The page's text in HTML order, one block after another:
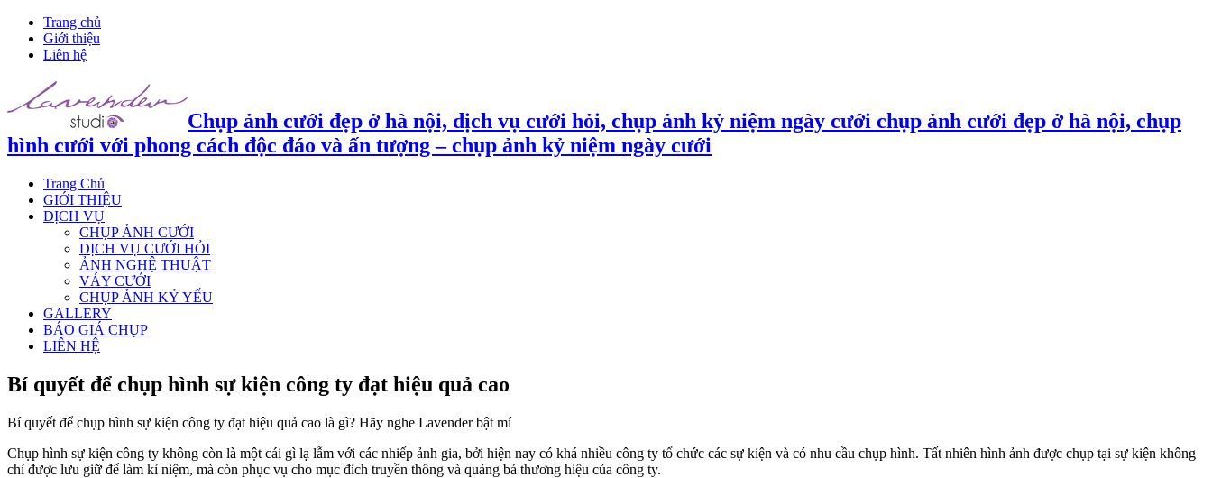
Trang chủ
Giới thiệu
Liên hệ
Chụp ảnh cưới đẹp ở hà nội, dịch vụ cưới hỏi, chụp ảnh kỷ niệm ngày cưới chụp ảnh cưới đẹp ở hà nội, chụp
hình cưới với phong cách độc đáo và ấn tượng – chụp ảnh kỷ niệm ngày cưới
Trang Chủ
GIỚI THIỆU
DỊCH VỤ
CHỤP ẢNH CƯỚI
DỊCH VỤ CƯỚI HỎI
ẢNH NGHỆ THUẬT
VÁY CƯỚI
CHỤP ẢNH KỶ YẾU
GALLERY
BÁO GIÁ CHỤP
LIÊN HỆ
Bí quyết để chụp hình sự kiện công ty đạt hiệu quả cao
Bí quyết để chụp hình sự kiện công ty đạt hiệu quả cao là gì? Hãy nghe Lavender bật mí
Chụp hình sự kiện công ty không còn là một cái gì lạ lẫm với các nhiếp ảnh gia, bởi hiện nay có khá nhiều công ty tổ chức các sự kiện và có nhu cầu chụp hình. Tất nhiên hình ảnh được chụp tại sự kiện không
chỉ được lưu giữ để làm kỉ niệm, mà còn phục vụ cho mục đích truyền thông và quảng bá thương hiệu của công ty.